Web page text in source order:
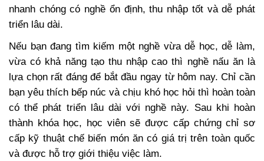
nhanh chóng có nghề ổn định, thu nhập tốt và dễ phát
triển lâu dài.
Nếu bạn đang tìm kiếm một nghề vừa dễ học, dễ làm,
vừa có khả năng tạo thu nhập cao thì nghề nấu ăn là
lựa chọn rất đáng để bắt đầu ngay từ hôm nay. Chỉ cần
bạn yêu thích bếp núc và chịu khó học hỏi thì hoàn toàn
có thể phát triển lâu dài với nghề này. Sau khi hoàn
thành khóa học, học viên sẽ được cấp chứng chỉ sơ
cấp kỹ thuật chế biến món ăn có giá trị trên toàn quốc
và được hỗ trợ giới thiệu việc làm.